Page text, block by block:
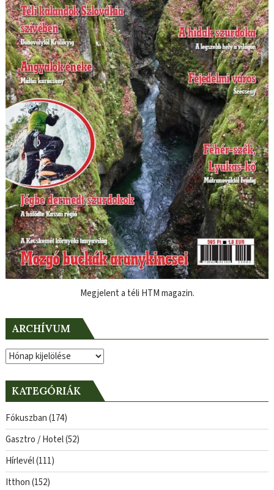
Megjelent a téli HTM magazin.
ARCHÍVUM
Archívum
KATEGÓRIÁK
Fókuszban(174)
Gasztro / Hotel(52)
Hírlevél(111)
Itthon(152)